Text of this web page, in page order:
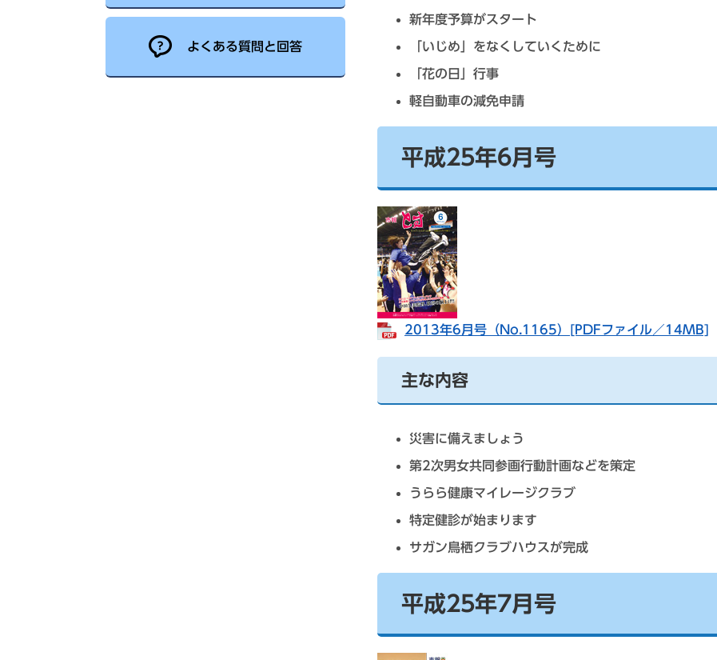
新年度予算がスタート
「いじめ」をなくしていくために
「花の日」行事
軽自動車の減免申請
平成25年6月号
2013年6月号（No.1165）[PDFファイル／14MB]
主な内容
災害に備えましょう
第2次男女共同参画行動計画などを策定
うらら健康マイレージクラブ
特定健診が始まります
サガン鳥栖クラブハウスが完成
平成25年7月号
よくある質問と回答